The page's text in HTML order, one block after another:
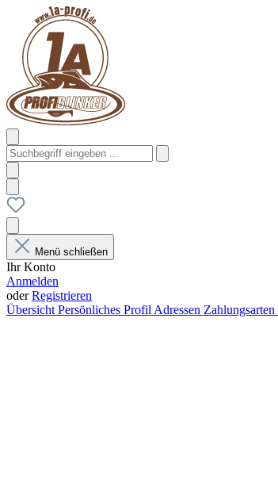
Menü schließen
Ihr Konto
Anmelden
oderRegistrieren
Übersicht Persönliches Profil Adressen Zahlungsarten